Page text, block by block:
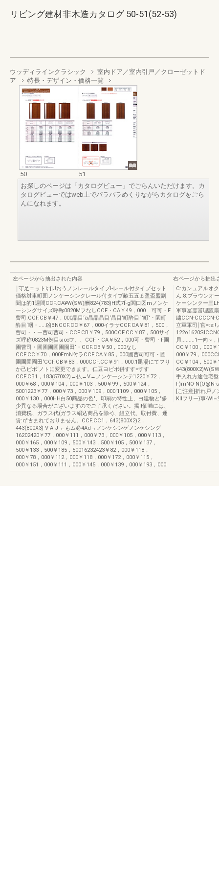
リビング建材非木造カタログ 50-51(52-53)
ウッディラインクラシック
室内ドア／室内引戸／クローゼットド
ア
特長・デザイン・価格一覧
50
51
お探しのページは「カタログビュー」でごらんいただけます。カ
タログビューではweb上でパラパラめくりながらカタログをごら
んになれます。
左ページから抽出された内容
￨守足ニットi;:jjJおうノンレールタイプl-レール付タイプセット
価格対車町囲ノンケーシンクレール付タイプ齢五五￡盈盃盟副
聞は的1週間CCF.CA¥W(SW)酬824(783)H式7f-g関口図mノンケ
ーシングサイズ呼称0820MフなしCCF・CA￥49，000....可可・F
曹司.CCF.CB￥47，000晶目‘a晶晶晶目‘晶目‘町酔目‘'"町'・園町
酔目‘咽・.....凶BNCCF.CC￥67，000イラサCCF.CA￥81，500，
曹司・・ー曹司曹司・CCF.CB￥79，500CCF.CC￥87，500サイ
ズ呼称0823M例目ω∞フ、、CCF・CA￥52，000可・曹司・F圃
圃曹司・圃圃圃圃圃園田‘・CCF.CB￥50，000なし
CCF.CC￥70，000FmN付ラCCF.CA￥85，000圃曹司可可・圃
圃圃圃園田‘CCF.CB￥83，000CCF.CC￥91，000.1毘湯にてフり
か己ピボ‘ノトに変更できます。仁豆ヨピポ併すす=すす
CCF.CB1，183(570X2)←仏←V→ノンケーシンデ1220￥72，
000￥68，000￥104，000￥103，500￥99，500￥124，
5001223￥77，000￥73，000￥109，000'1109，000￥105，
000￥130，000HH白50商品の色"、印刷の特性上、ヨ建物と"多
少異なる場合がございますのでご了承ください。掲I!価噛には、
消費税、ガラス代(ガラス絹込商品を除<)、組立代、取付費、運
賃:q"古まれておりません。CCF.CC1，643(800X2)2，
443(800X3)-V-AiJ-←もム必4Ad→ノンケシンゲノンケシング
16202420￥77，000￥111，000￥73，000￥105，000￥113，
000￥165，000￥109，500￥143，500￥105，500￥137，
500￥133，500￥185，50016232423￥82，000￥118，
000￥78，000￥112，000￥118，000￥172，000￥115，
000￥151，000￥111，000￥145，000￥139，000￥193，000
右ページから抽出
C:カンュアルオ
ん.8:ブラウンオ
ケーシンクー三
軍事冨霊審理議
繍CCN-CCCCN-
立軍軍司￨官=:s:!
貝.........1一向~
CC￥100，000
000￥79，
CC￥104，500
手入れ方途住宅
F)mNO-
[ご注意]折れ戸
KlIフリー}事-